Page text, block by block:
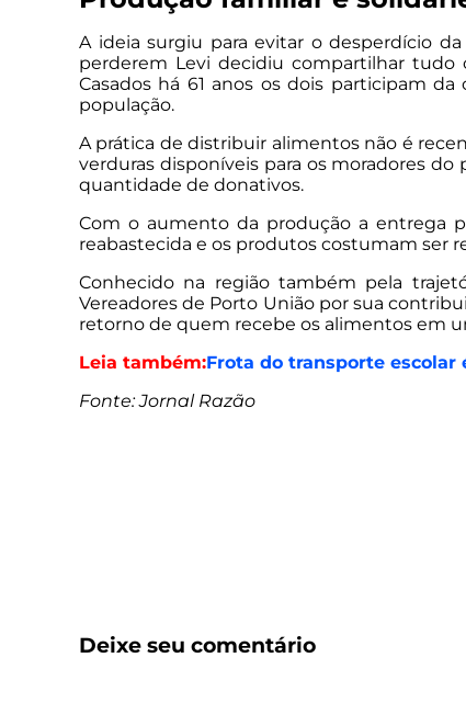
A ideia surgiu para evitar o desperdício
perderem Levi decidiu compartilhar tudo
Casados há 61 anos os dois participam
população.
A prática de distribuir alimentos não é
verduras disponíveis para os moradores
quantidade de donativos.
Com o aumento da produção a entrega
reabastecida e os produtos costumam ser
Conhecido na região também pela
Vereadores de Porto União por sua
retorno de quem recebe os alimentos em
Leia também:Frota do transporte escolar
Fonte: Jornal Razão
Deixe seu comentário